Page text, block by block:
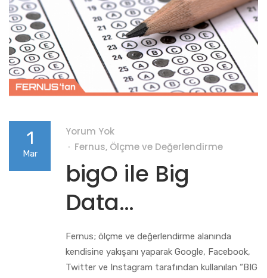
1
Mar
Yorum Yok
Fernus, Ölçme ve Değerlendirme
bigO ile Big
Data…
Fernus; ölçme ve değerlendirme alanında
kendisine yakışanı yaparak Google, Facebook,
Twitter ve Instagram tarafından kullanılan “BIG